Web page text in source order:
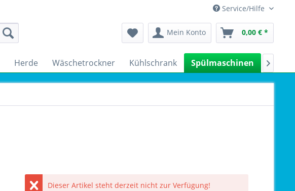
Service/Hilfe
Mein Konto 0,00 € *
Herde Wäschetrockner Kühlschrank Spülmaschinen 
Dieser Artikel steht derzeit nicht zur Verfügung!